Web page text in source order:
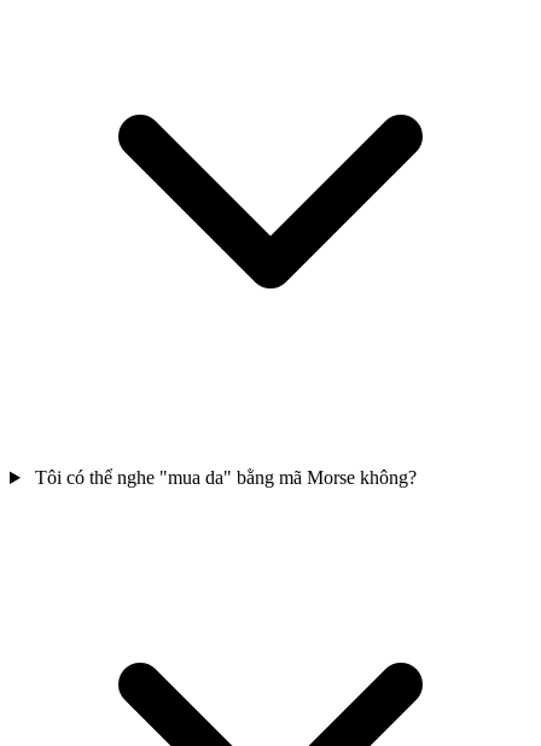
Tôi có thể nghe "mua da" bằng mã Morse không?